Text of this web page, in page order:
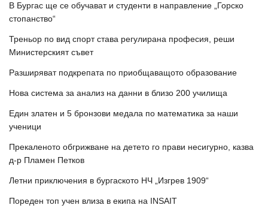
В Бургас ще се обучават и студенти в направление „Горско
стопанство“
Треньор по вид спорт става регулирана професия, реши
Министерският съвет
Разширяват подкрепата по приобщаващото образование
Нова система за анализ на данни в близо 200 училища
Един златен и 5 бронзови медала по математика за наши
ученици
Прекаленото обгрижване на детето го прави несигурно, казва
д-р Пламен Петков
Летни приключения в бургаското НЧ „Изгрев 1909“
Пореден топ учен влиза в екипа на INSAIT